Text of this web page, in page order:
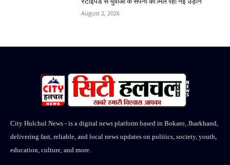
August 2, 2026
City Hulchul News - is a digital news platform based in Bokaro, Jharkhand,
delivering fast, reliable, and local news updates on politics, society, youth,
education, culture, and more.